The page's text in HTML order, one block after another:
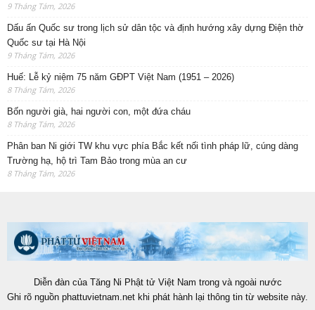
9 Tháng Tám, 2026
Dấu ấn Quốc sư trong lịch sử dân tộc và định hướng xây dựng Điện thờ
Quốc sư tại Hà Nội
9 Tháng Tám, 2026
Huế: Lễ kỷ niệm 75 năm GĐPT Việt Nam (1951 – 2026)
8 Tháng Tám, 2026
Bốn người già, hai người con, một đứa cháu
8 Tháng Tám, 2026
Phân ban Ni giới TW khu vực phía Bắc kết nối tình pháp lữ, cúng dàng
Trường hạ, hộ trì Tam Bảo trong mùa an cư
8 Tháng Tám, 2026
Diễn đàn của Tăng Ni Phật tử Việt Nam trong và ngoài nước
Ghi rõ nguồn phattuvietnam.net khi phát hành lại thông tin từ website này.